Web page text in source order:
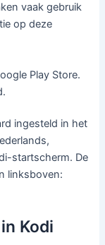
vaak gebruik
op deze
Play Store.
ingesteld in het
startscherm. De
linksboven:
Kodi